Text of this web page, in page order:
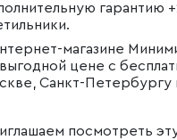
гарантию
магазине
цене с
Санкт-Петербургу
посмотреть